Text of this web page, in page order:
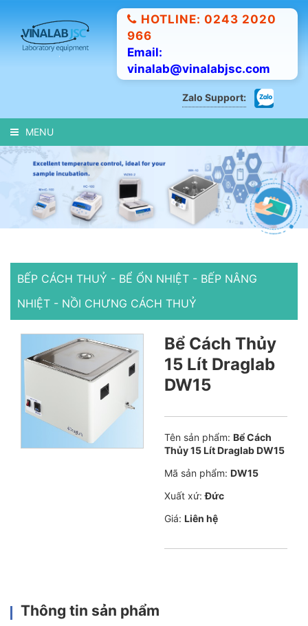
HOTLINE: 0243 2020
966
Email:
vinalab@vinalabjsc.com
Zalo Support:
MENU
BẾP CÁCH THUỶ - BỂ ỔN NHIỆT - BẾP NÂNG
NHIỆT - NỒI CHƯNG CÁCH THUỶ
Bể Cách Thủy
15 Lít Draglab
DW15
Tên sản phẩm: Bể Cách
Thủy 15 Lít Draglab DW15
Mã sản phẩm: DW15
Xuất xứ: Đức
Giá: Liên hệ
Thông tin sản phẩm